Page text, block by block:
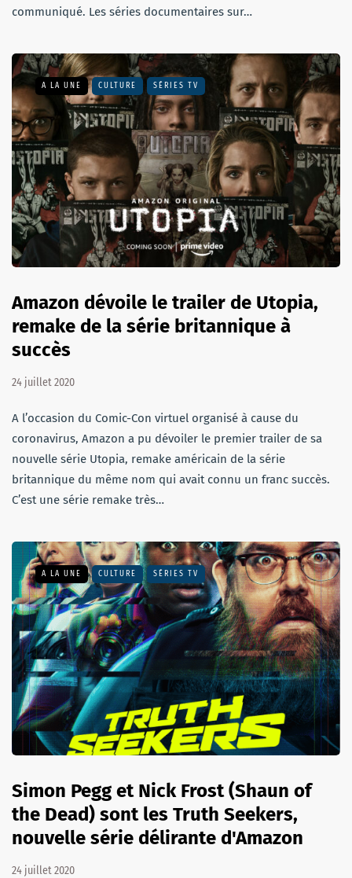
communiqué. Les séries documentaires sur…
A LA UNE CULTURE SÉRIES TV
Amazon dévoile le trailer de Utopia,
remake de la série britannique à
succès
24 juillet 2020
A l’occasion du Comic-Con virtuel organisé à cause du
coronavirus, Amazon a pu dévoiler le premier trailer de sa
nouvelle série Utopia, remake américain de la série
britannique du même nom qui avait connu un franc succès.
C’est une série remake très…
A LA UNE CULTURE SÉRIES TV
Simon Pegg et Nick Frost (Shaun of
the Dead) sont les Truth Seekers,
nouvelle série délirante d'Amazon
24 juillet 2020